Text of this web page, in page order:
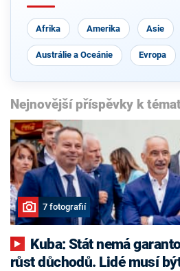
Afrika Amerika Asie
Austrálie a Oceánie Evropa
Nejnovější příspěvky k
7 fotografií
růst důchodů. Lidé musí